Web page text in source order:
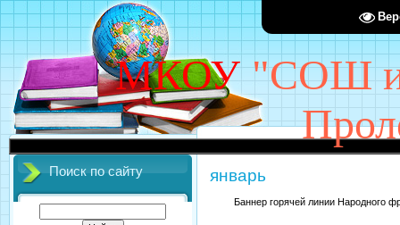
МКОУ "СОШ
Поиск по сайту январь
Баннер горячей линии Народного